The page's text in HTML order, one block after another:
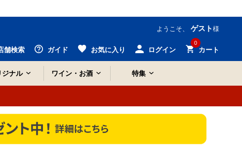
ようこそ、 ゲスト 様
舗検索 ガイド お気に入り ログイン
0
カート
ジナル ワイン・お酒 特集